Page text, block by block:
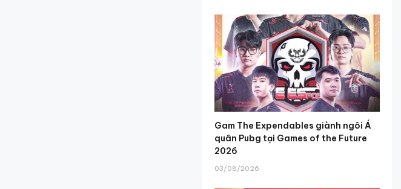
Gam The Expendables giành ngôi Á
quân Pubg tại Games of the Future
2026
03/08/2026